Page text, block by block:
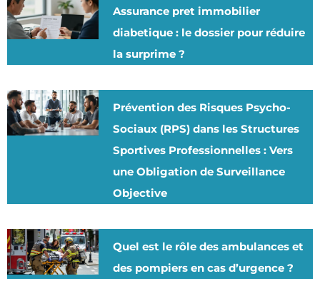
Assurance pret immobilier
diabetique : le dossier pour réduire
la surprime ?
Prévention des Risques Psycho-
Sociaux (RPS) dans les Structures
Sportives Professionnelles : Vers
une Obligation de Surveillance
Objective
Quel est le rôle des ambulances et
des pompiers en cas d’urgence ?